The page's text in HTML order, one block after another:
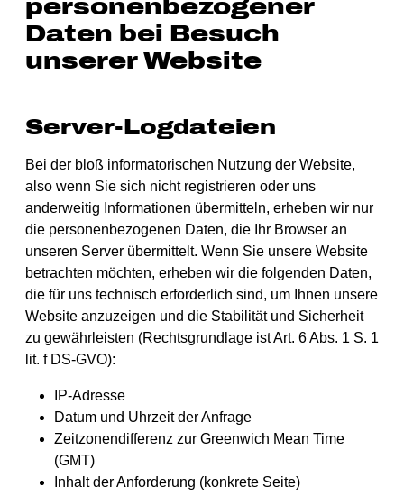
personenbezogener
Daten bei Besuch
unserer Website
Server-Logdateien
Bei der bloß informatorischen Nutzung der Website,
also wenn Sie sich nicht registrieren oder uns
anderweitig Informationen übermitteln, erheben wir nur
die personenbezogenen Daten, die Ihr Browser an
unseren Server übermittelt. Wenn Sie unsere Website
betrachten möchten, erheben wir die folgenden Daten,
die für uns technisch erforderlich sind, um Ihnen unsere
Website anzuzeigen und die Stabilität und Sicherheit
zu gewährleisten (Rechtsgrundlage ist Art. 6 Abs. 1 S. 1
lit. f DS-GVO):
IP-Adresse
Datum und Uhrzeit der Anfrage
Zeitzonendifferenz zur Greenwich Mean Time
(GMT)
Inhalt der Anforderung (konkrete Seite)